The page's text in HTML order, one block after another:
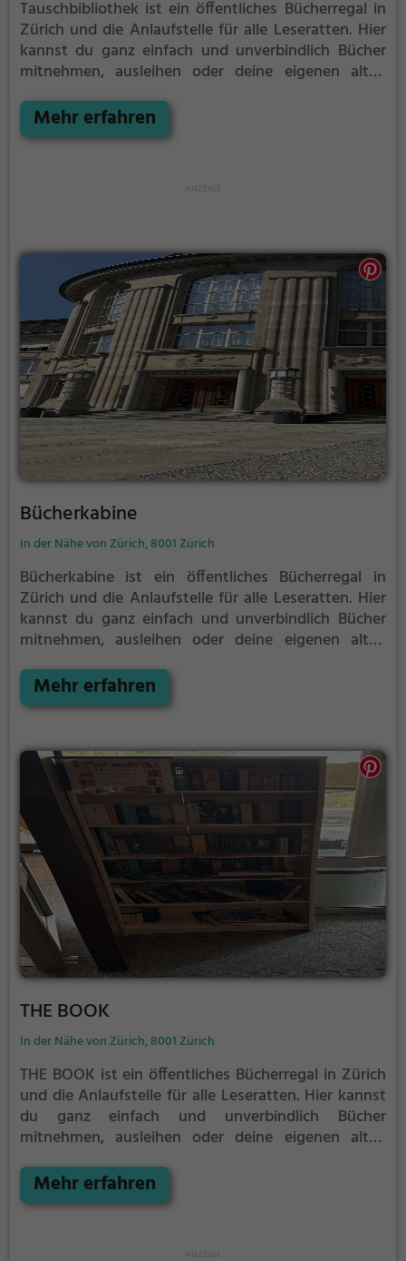
Tauschbibliothek ist ein öffentliches Bücherregal in
Zürich und die Anlaufstelle für alle Leseratten. Hier
kannst du ganz einfach und unverbindlich Bücher
mitnehmen, ausleihen oder deine eigenen alten
gibt kein festes Sortiment, der Bestand wechselt
täglich.
Mehr erfahren
Bücherkabine
In der Nähe von Zürich, 8001 Zürich
Bücherkabine ist ein öffentliches Bücherregal in
Zürich und die Anlaufstelle für alle Leseratten. Hier
kannst du ganz einfach und unverbindlich Bücher
mitnehmen, ausleihen oder deine eigenen alten
gibt kein festes Sortiment, der Bestand wechselt
täglich.
Mehr erfahren
THE BOOK
In der Nähe von Zürich, 8001 Zürich
THE BOOK ist ein öffentliches Bücherregal in Zürich
und die Anlaufstelle für alle Leseratten. Hier kannst
du ganz einfach und unverbindlich Bücher
mitnehmen, ausleihen oder deine eigenen alten
gibt kein festes Sortiment, der Bestand wechselt
täglich.
Mehr erfahren